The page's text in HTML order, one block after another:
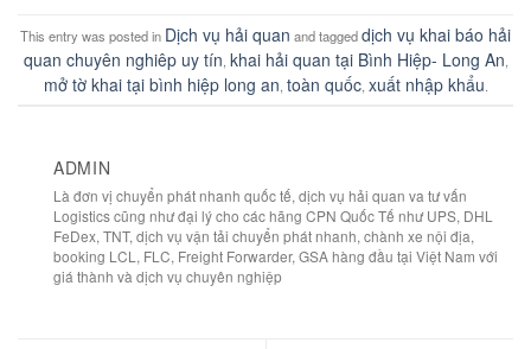
This entry was posted in Dịch vụ hải quan and taggeddịch vụ khai báo hải
quan chuyên nghiêp uy tín khai hải quan tại Bình Hiệp- Long An
mở tờ khai tại bình hiệp long an toàn quốc, xuất nhập khẩu
ADMIN
Là đơn vị chuyển phát nhanh quốc tế, dịch vụ hải quan va tư vấn
Logistics cũng như đại lý cho các hãng CPN Quốc Tế như UPS, DHL
FeDex, TNT, dịch vụ vận tải chuyển phát nhanh, chành xe nội địa,
booking LCL, FLC, Freight Forwarder, GSA hàng đầu tại Việt Nam với
giá thành và dịch vụ chuyên nghiệp